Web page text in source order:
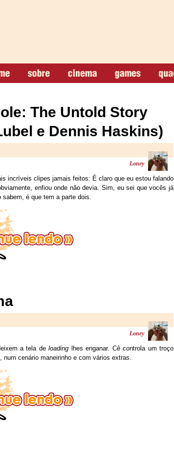
The Untold Story
e Dennis Haskins)
Loney
incríveis clipes jamais feitos: É claro que eu estou falando
enfiou onde não devia. Sim, eu sei que vocês já
é que tem a parte dois.
Loney
a tela deloading lhes enganar. Cê controla um troço
num cenário maneirinho e com vários extras.